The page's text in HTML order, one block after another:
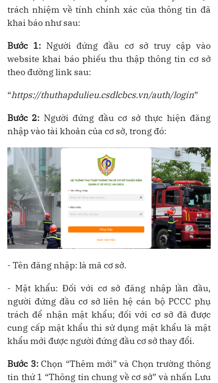
trách nhiệm về tính chính xác của thông tin đã
khai báo như sau:
Bước 1: Người đứng đầu cơ sở truy cập vào
website khai báo phiếu thu thập thông tin cơ sở
theo đường link sau:
“https://thuthapdulieu.csdlcbcs.vn/auth/login”
Bước 2: Người đứng đầu cơ sở thực hiện đăng
nhập vào tài khoản của cơ sở, trong đó:
- Tên đăng nhập: là mã cơ sở.
- Mật khẩu: Đối với cơ sở đăng nhập lần đầu,
người đứng đầu cơ sở liên hệ cán bộ PCCC phụ
trách để nhận mật khẩu; đối với cơ sở đã được
cung cấp mật khẩu thì sử dụng mật khẩu là mật
khẩu mới được người đứng đầu cơ sở thay đổi.
Bước 3: Chọn “Thêm mới” và Chọn trường thông
tin thứ 1 “Thông tin chung về cơ sở” và nhấn Lưu